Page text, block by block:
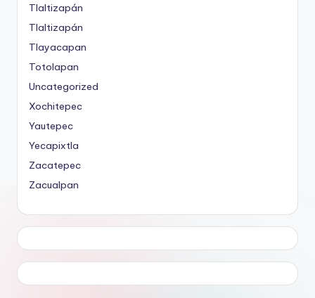
Tlaltizapán
Tlaltizapán
Tlayacapan
Totolapan
Uncategorized
Xochitepec
Yautepec
Yecapixtla
Zacatepec
Zacualpan